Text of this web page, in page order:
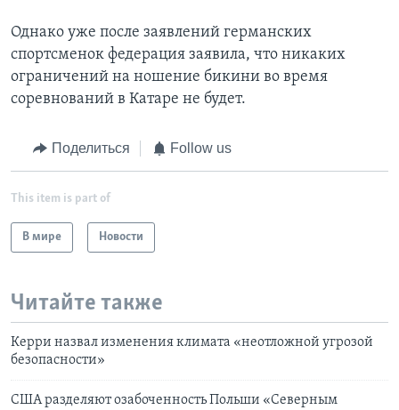
Однако уже после заявлений германских
спортсменок федерация заявила, что никаких
ограничений на ношение бикини во время
соревнований в Катаре не будет.
Поделиться Follow us
This item is part of
В мире Новости
Читайте также
Керри назвал изменения климата «неотложной угрозой
безопасности»
США разделяют озабоченность Польши «Северным